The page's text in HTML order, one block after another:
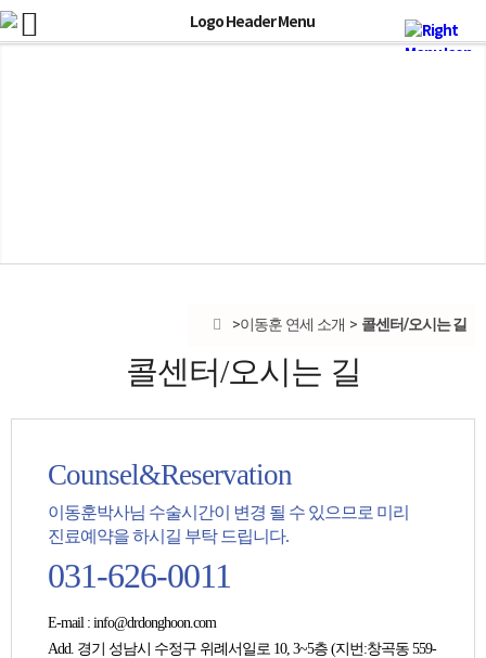
이동훈 연세 소개 콜센터/오시는 길
콜센터/오시는 길
Counsel&Reservation
이동훈박사님 수술시간이 변경 될 수 있으므로 미리
진료예약을 하시길 부탁 드립니다.
031-626-0011
E-mail: info@drdonghoon.com
Add. 경기 성남시 수정구 위례서일로 10, 3~5층 (지번:창곡동 559-